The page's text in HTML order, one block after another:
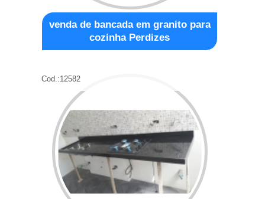
venda de bancada em granito para
cozinha Perdizes
Cod.:12582